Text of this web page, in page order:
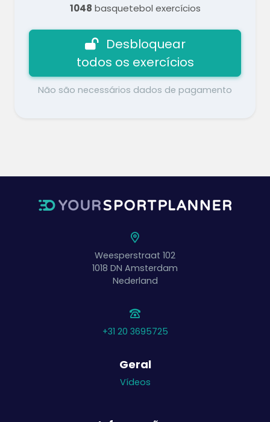
1048 basquetebol exercícios
Desbloquear
todos os exercícios
Não são necessários dados de pagamento
Weesperstraat 102
1018 DN Amsterdam
Nederland
+31 20 3695725
Geral
Vídeos